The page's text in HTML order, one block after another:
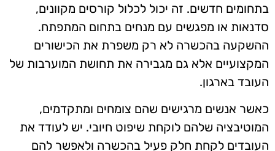
בתחומים חדשים. זה יכול לכלול קורסים מקוונים,
סדנאות או מפגשים עם מנחים בתחום המתפתח.
ההשקעה בהכשרה לא רק משפרת את הכישורים
המקצועיים אלא גם מגבירה את תחושת המוערבות של
העובד בארגון.
כאשר אנשים מרגישים שהם צומחים ומתקדמים,
המוטיבציה שלהם לוקחת שיפוט חיובי. יש לעודד את
העובדים לקחת חלק פעיל בהכשרה ולאפשר להם